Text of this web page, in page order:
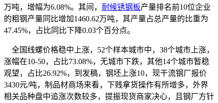
万吨，增幅为6.08%。其间， 耐候锈钢板产量排名前10位企业
的粗钢产量同比增加1460.62万吨，其产量占总产量的比重为
47.45%，占比同比下降0.03个百分点。
全国线螺价格稳中上涨，52个样本城市中，38个城市上涨，
涨幅在10-50，占比73.08%，无城市下跌，其他14个城市暂稳
观望，占比26.92%，到发稿，钢坯上涨10，现干流钢厂报价
3430元/吨，制品材商场来看，下贱拿货操作有所增多，外界
相关品种盘中追涨次数较多，提振现货商家决心，且钢厂方针